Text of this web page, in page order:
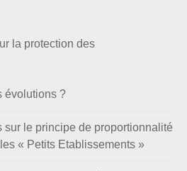
la protection des
évolutions ?
sur le principe de proportionnalité
« Petits Etablissements »